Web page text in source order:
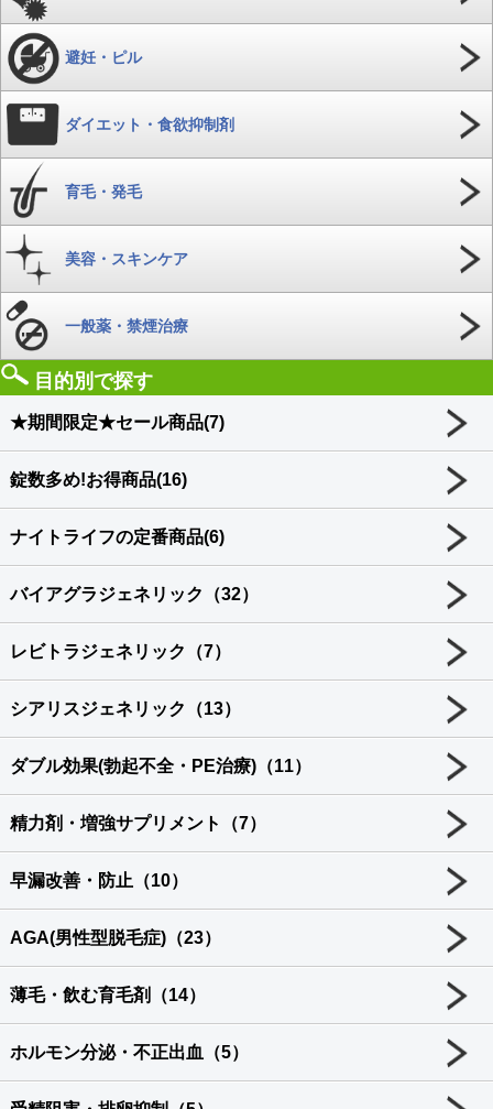
避妊・ピル
ダイエット・食欲抑制剤
育毛・発毛
美容・スキンケア
一般薬・禁煙治療
目的別で探す
★期間限定★セール商品(7)
錠数多め!お得商品(16)
ナイトライフの定番商品(6)
バイアグラジェネリック（32）
レビトラジェネリック（7）
シアリスジェネリック（13）
ダブル効果(勃起不全・PE治療)（11）
精力剤・増強サプリメント（7）
早漏改善・防止（10）
AGA(男性型脱毛症)（23）
薄毛・飲む育毛剤（14）
ホルモン分泌・不正出血（5）